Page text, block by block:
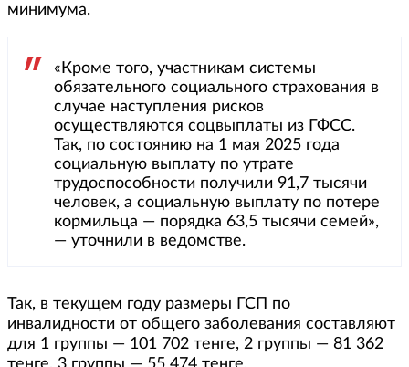
минимума.
«Кроме того, участникам системы
обязательного социального страхования в
случае наступления рисков
осуществляются соцвыплаты из ГФСС.
Так, по состоянию на 1 мая 2025 года
социальную выплату по утрате
трудоспособности получили 91,7 тысячи
человек, а социальную выплату по потере
кормильца — порядка 63,5 тысячи семей»,
— уточнили в ведомстве.
Так, в текущем году размеры ГСП по
инвалидности от общего заболевания составляют
для 1 группы — 101 702 тенге, 2 группы — 81 362